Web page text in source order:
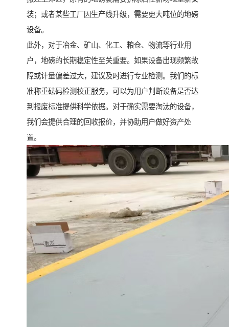
装；或者某些工厂因生产线升级，需要更大吨位的地磅
设备。
此外，对于冶金、矿山、化工、粮仓、物流等行业用
户，地磅的长期稳定性至关重要。如果设备出现频繁故
障或计量偏差过大，建议及时进行专业检测。我们的标
准称重砝码检测校正服务，可以为用户判断设备是否达
到报废标准提供科学依据。对于确实需要淘汰的设备，
我们会提供合理的回收报价，并协助用户做好资产处
置。